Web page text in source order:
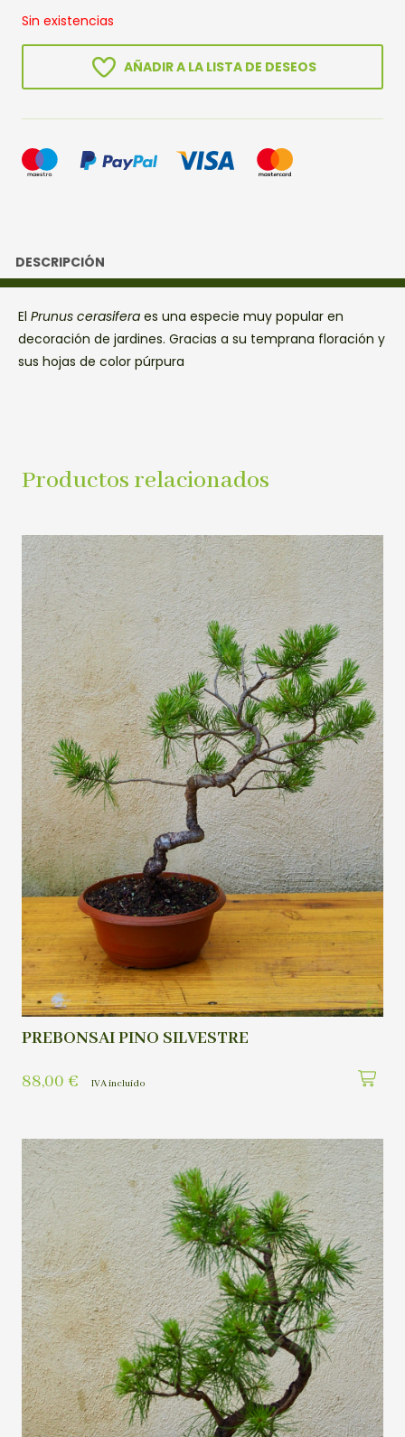
Sin existencias
AÑADIR A LA LISTA DE DESEOS
DESCRIPCIÓN
El Prunus cerasifera es una especie muy popular en
decoración de jardines. Gracias a su temprana floración y
sus hojas de color púrpura
Productos relacionados
PREBONSAI PINO SILVESTRE
88,00 € IVA incluído